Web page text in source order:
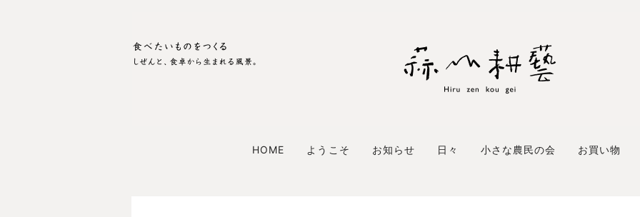
HOME ようこそ お知らせ 日々 小さな農民の会 お買い物